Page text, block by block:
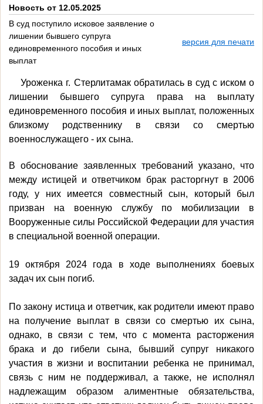
Новость от 12.05.2025
В суд поступило исковое заявление о
лишении бывшего супруга
единовременного пособия и иных
выплат
версия для печати
Уроженка г. Стерлитамак обратилась в суд с иском о
лишении бывшего супруга права на выплату
единовременного пособия и иных выплат, положенных
близкому родственнику в связи со смертью
военнослужащего - их сына.
В обоснование заявленных требований указано, что
между истицей и ответчиком брак расторгнут в 2006
году, у них имеется совместный сын, который был
призван на военную службу по мобилизации в
Вооруженные силы Российской Федерации для участия
в специальной военной операции.
19 октября 2024 года в ходе выполнениях боевых
задач их сын погиб.
По закону истица и ответчик, как родители имеют право
на получение выплат в связи со смертью их сына,
однако, в связи с тем, что с момента расторжения
брака и до гибели сына, бывший супруг никакого
участия в жизни и воспитании ребенка не принимал,
связь с ним не поддерживал, а также, не исполнял
надлежащим образом алиментные обязательства,